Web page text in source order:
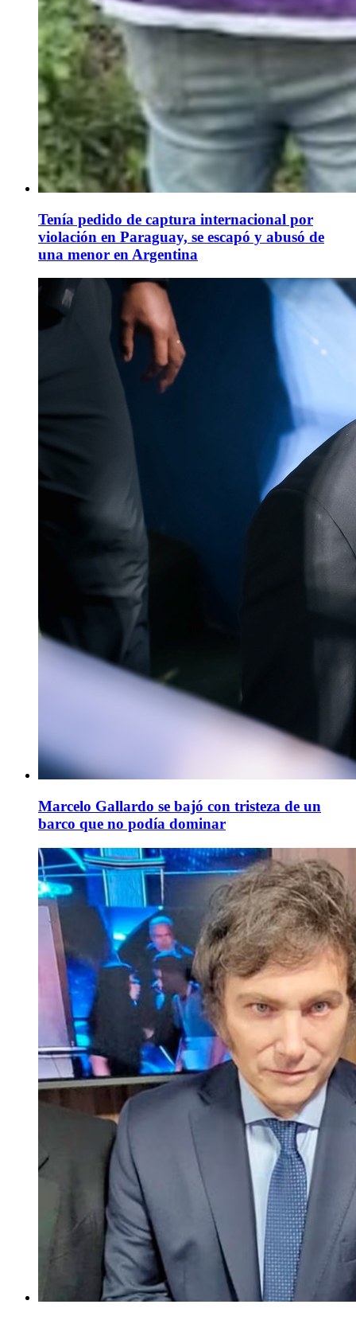
Tenía pedido de captura internacional por
violación en Paraguay, se escapó y abusó de
una menor en Argentina
Marcelo Gallardo se bajó con tristeza de un
barco que no podía dominar